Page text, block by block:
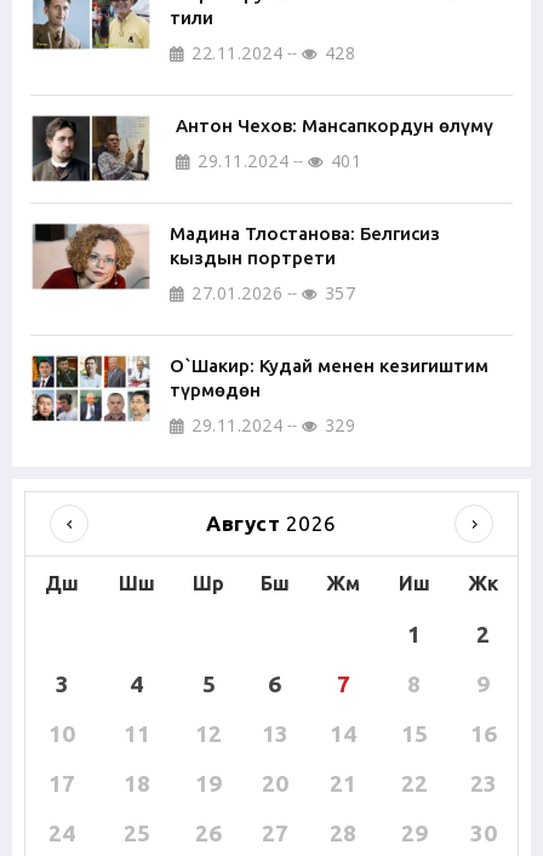
тили
22.11.2024 428
Антон Чехов: Мансапкордун өлүмү
29.11.2024 401
Мадина Тлостанова: Белгисиз
кыздын портрети
27.01.2026 357
О`Шакир: Кудай менен кезигиштим
түрмөдөн
29.11.2024 329
Август 2026
Дш Шш Шр Бш Жм Иш Жк
1
2
3
4 5 6 7 8
9
10
11 12 13 14 15
16
17
18 19 20 21 22
23
24
25 26 27 28 29
30